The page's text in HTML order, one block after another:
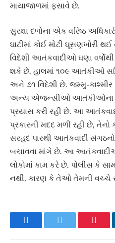
માયાજાળમાં ફસાવે છે.
સુરક્ષા દળોના એક વરિષ્ઠ
ઘાટીમાં કોઈ મોટી ઘૂસણખોરી
વિદેશી આતંકવાદીઓ ઘણા
શકે છે. હાલમાં ૧૦૯ આતંકીઓ
અને ૭૧ વિદેશી છે. જમ્મુ-
અન્ય એજન્સીઓ આતંકીઓના
પ્રયાસ કરી રહી છે. આ
પ્રકારની મદદ મળી રહી છે,
સરહદ પારથી આતંકવાદી
બચાવવા માંગે છે. આ
લોકોમાં કામ કરે છે. પોલીસ કે
નથી, કારણ કે તેઓ તેમની વચ્ચે
FacebookTwitter